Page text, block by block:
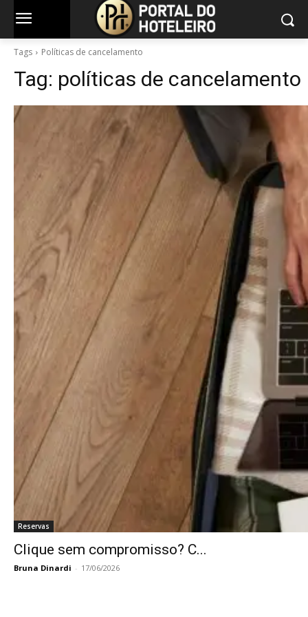
Tags Políticas de cancelamento
Tag: políticas de cancelamento
Reservas
Clique sem compromisso? C...
Bruna Dinardi - 17/06/2026